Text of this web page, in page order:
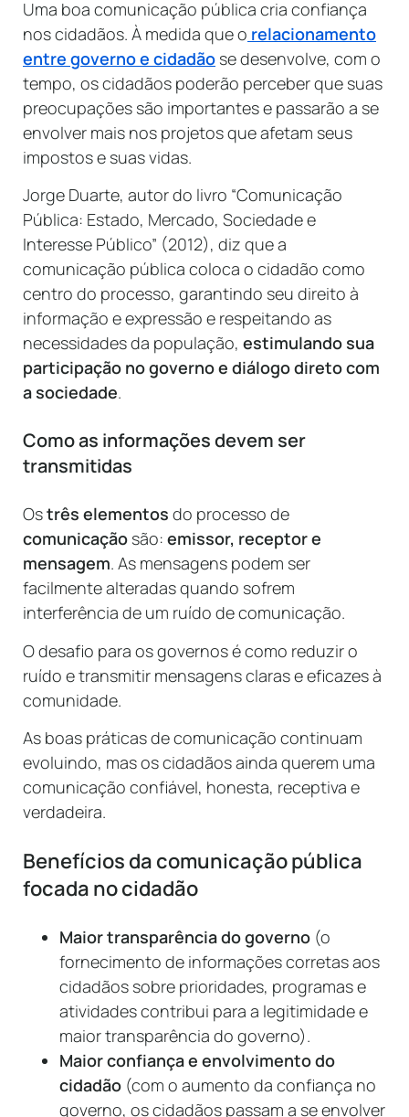
Uma boa comunicação pública cria confiança
nos cidadãos. À medida que o relacionamento
entre governo e cidadão se desenvolve, com o
tempo, os cidadãos poderão perceber que suas
preocupações são importantes e passarão a se
envolver mais nos projetos que afetam seus
impostos e suas vidas.
Jorge Duarte, autor do livro “Comunicação
Pública: Estado, Mercado, Sociedade e
Interesse Público” (2012), diz que a
comunicação pública coloca o cidadão como
centro do processo, garantindo seu direito à
informação e expressão e respeitando as
necessidades da população, estimulando sua
participação no governo e diálogo direto com
a sociedade.
Como as informações devem ser
transmitidas
Ostrês elementos do processo de
comunicação são: emissor, receptor e
mensagem. As mensagens podem ser
facilmente alteradas quando sofrem
interferência de um ruído de comunicação.
O desafio para os governos é como reduzir o
ruído e transmitir mensagens claras e eficazes à
comunidade.
As boas práticas de comunicação continuam
evoluindo, mas os cidadãos ainda querem uma
comunicação confiável, honesta, receptiva e
verdadeira.
Benefícios da comunicação pública
focada no cidadão
Maior transparência do governo (o
fornecimento de informações corretas aos
cidadãos sobre prioridades, programas e
atividades contribui para a legitimidade e
maior transparência do governo).
Maior confiança e envolvimento do
cidadão (com o aumento da confiança no
governo, os cidadãos passam a se envolver